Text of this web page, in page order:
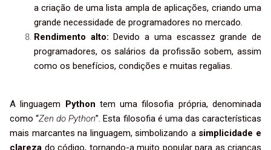
a criação de uma lista ampla de aplicações, criando uma
grande necessidade de programadores no mercado.
Rendimento alto: Devido a uma escassez grande de
programadores, os salários da profissão sobem, assim
como os benefícios, condições e muitas regalias.
A linguagem Python tem uma filosofia própria, denominada
como “Zen do Python”. Esta filosofia é uma das características
mais marcantes na linguagem, simbolizando a simplicidade e
clareza do código, tornando-a muito popular para as crianças